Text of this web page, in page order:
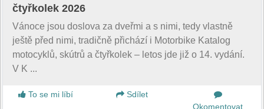
čtyřkolek 2026
Vánoce jsou doslova za dveřmi a s nimi, tedy vlastně
ještě před nimi, tradičně přichází i Motorbike Katalog
motocyklů, skútrů a čtyřkolek – letos jde již o 14. vydání.
V K ...
To se mi líbí
Sdílet
Okomentovat